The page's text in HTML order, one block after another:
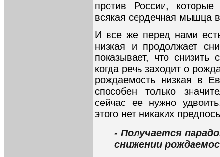
против России,
всякая сердечная мышца
И все же перед нами
низкая и продолжает
показывает, что
когда речь заходит о
рождаемость низкая в
способен только
сейчас ее нужно
этого нет никаких
- Получается
снижении